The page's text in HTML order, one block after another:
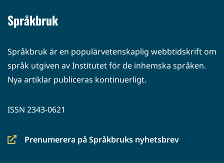
Språkbruk
Språkbruk är en populärvetenskaplig webbtidskrift om
språk utgiven av Institutet för de inhemska språken.
Nya artiklar publiceras kontinuerligt.
ISSN 2343-0621
Prenumerera på Språkbruks nyhetsbrev
(siirryt